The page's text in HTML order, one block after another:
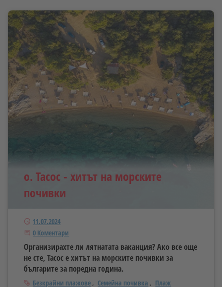
о. Тасос - хитът на морските
почивки
Публикуван
11.07.2024
Започнете дискусията
0 Коментари
Организирахте ли лятнатата ваканция? Ако все още
не сте, Тасос е хитът на морските почивки за
българите за поредна година.
Тагове
Безкрайни плажове Семейна почивка Плаж